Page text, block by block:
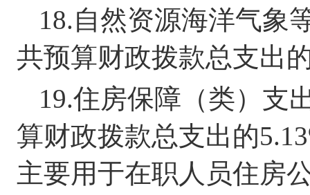
18.自然资源海洋气象
共预算财政拨款总支出
19.住房保障（类）支
算财政拨款总支出的5.13
主要用于在职人员住房